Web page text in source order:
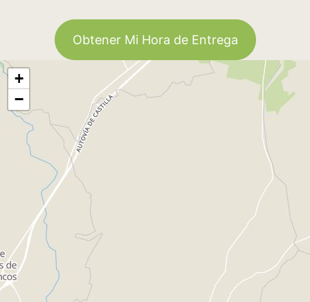
Obtener Mi Hora de Entrega
+
−